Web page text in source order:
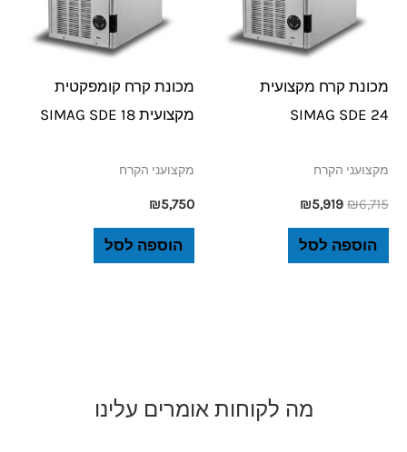
מכונת קרח מקצועית
SIMAG SDE 24
מקצועני הקרח
₪6,715
₪5,919
הוספה לסל
מכונת קרח קומפקטית
מקצועית SIMAG SDE 18
מקצועני הקרח
₪5,750
הוספה לסל
מה לקוחות אומרים עלינו